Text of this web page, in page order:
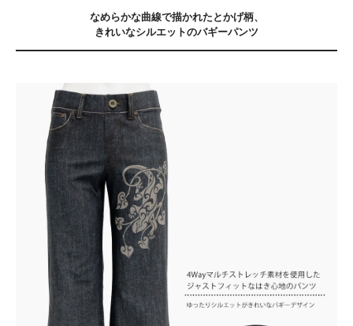
なめらかな曲線で描かれたとかげ柄、
きれいなシルエットのバギーパンツ